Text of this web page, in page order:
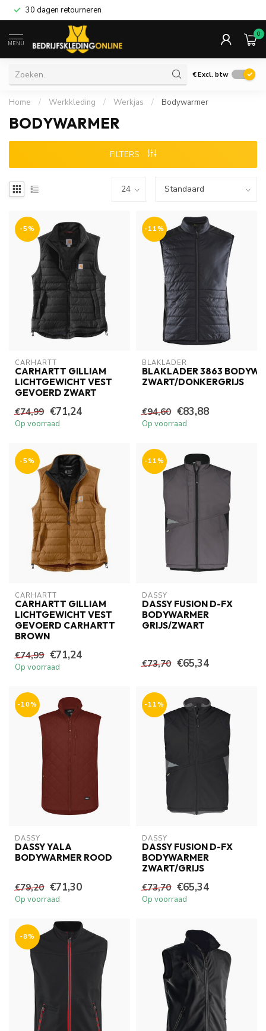
30 dagen retourneren
MENU
0
€Excl. btw
Home / Werkkleding / Werkjas / Bodywarmer
BODYWARMER
FILTERS
-5%
CARHARTT
CARHARTT GILLIAM
LICHTGEWICHT VEST
GEVOERD ZWART
€74,99 €71,24
Op voorraad
-11%
BLAKLADER
BLAKLADER 3863
ZWART/DONKERGRIJS
€94,60 €83,88
Op voorraad
-5%
CARHARTT
CARHARTT GILLIAM
LICHTGEWICHT VEST
GEVOERD CARHARTT
BROWN
€74,99 €71,24
Op voorraad
-11%
DASSY
DASSY FUSION D-FX
BODYWARMER
GRIJS/ZWART
€73,70 €65,34
-10%
DASSY
DASSY YALA
BODYWARMER ROOD
€79,20 €71,30
Op voorraad
-11%
DASSY
DASSY FUSION D-FX
BODYWARMER
ZWART/GRIJS
€73,70 €65,34
Op voorraad
-8%